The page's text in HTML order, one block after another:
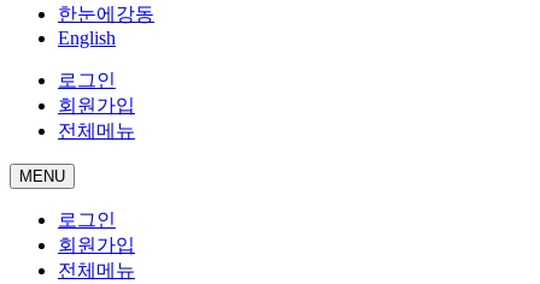
한눈에강동
English
로그인
회원가입
전체메뉴
MENU
로그인
회원가입
전체메뉴